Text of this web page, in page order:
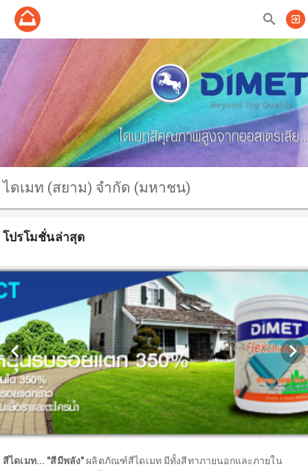
search exit_to_app
ไดเมท (สยาม) จำกัด (มหาชน)
โปรโมชั่นล่าสุด
สีไดเมท... "สีมีพลัง" ผลิตภัณฑ์สีไดเมท มีทั้งสีทาภายนอกและภายใน